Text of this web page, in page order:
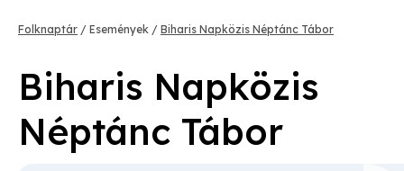
Morzsa
Folknaptár Események Biharis Napközis Néptánc Tábor
Biharis Napközis
Néptánc Tábor